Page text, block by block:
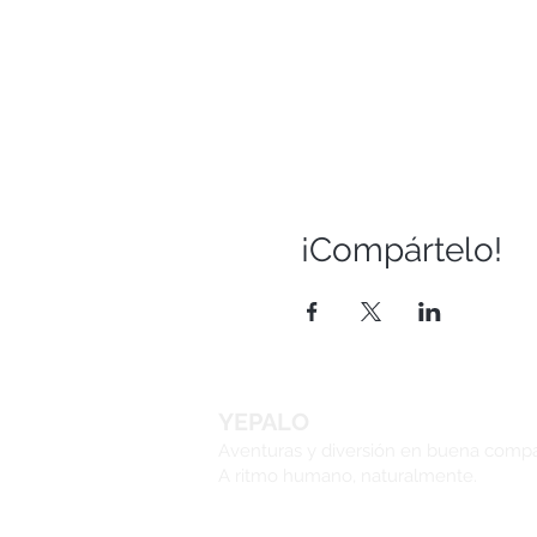
¡Compártelo!